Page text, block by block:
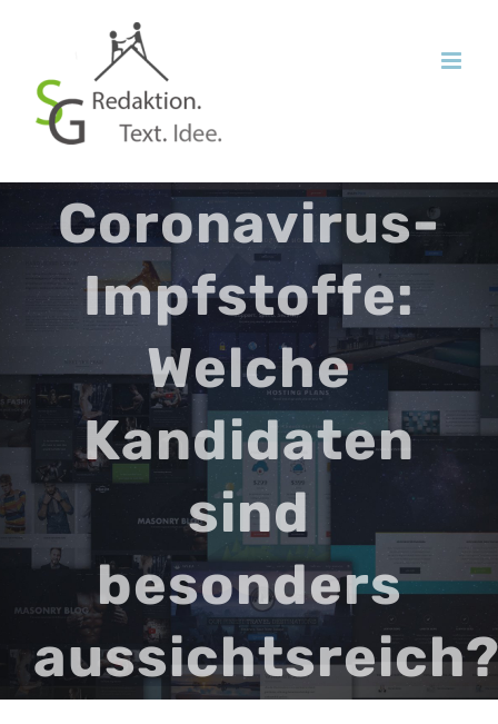
springen
Coronavirus-
Impfstoffe:
Welche
Kandidaten
sind
besonders